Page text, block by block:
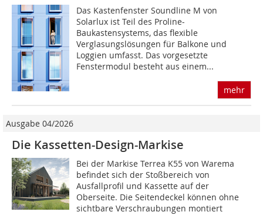
Das Kastenfenster Soundline M von
Solarlux ist Teil des Proline-
Baukastensystems, das flexible
Verglasungslösungen für Balkone und
Loggien umfasst. Das vorgesetzte
Fenstermodul besteht aus einem...
mehr
Ausgabe 04/2026
Die Kassetten-Design-Markise
Bei der Markise Terrea K55 von Warema
befindet sich der Stoßbereich von
Ausfallprofil und Kassette auf der
Oberseite. Die Seitendeckel können ohne
sichtbare Verschraubungen montiert